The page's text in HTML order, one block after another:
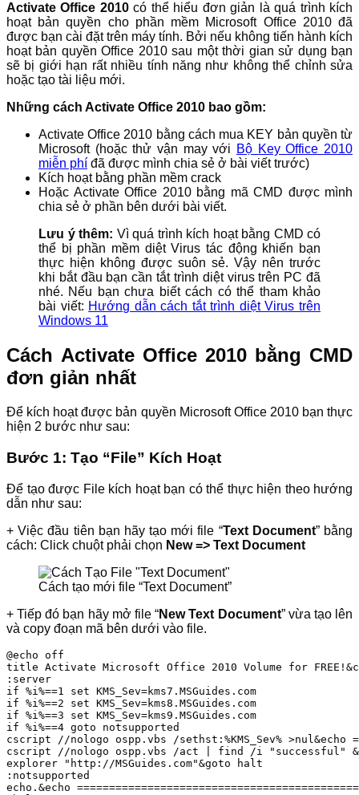
Activate Office 2010có thể hiểu đơn giản là quá trình kích
hoạt bản quyền cho phần mềm Microsoft Office 2010 đã
được bạn cài đặt trên máy tính. Bởi nếu không tiến hành kích
hoạt bản quyền Office 2010 sau một thời gian sử dụng bạn
sẽ bị giới hạn rất nhiều tính năng như không thể chỉnh sửa
hoặc tạo tài liệu mới.
Những cách Activate Office 2010 bao gồm:
Activate Office 2010 bằng cách mua KEY bản quyền từ
Microsoft (hoặc thử vận may với Bộ Key Office 2010
miễn phí đã được mình chia sẻ ở bài viết trước)
Kích hoạt bằng phần mềm crack
Hoặc Activate Office 2010 bằng mã CMD được mình
chia sẻ ở phần bên dưới bài viết.
Lưu ý thêm: Vì quá trình kích hoạt bằng CMD có
thể bị phần mềm diệt Virus tác động khiến bạn
thực hiện không được suôn sẻ. Vậy nên trước
khi bắt đầu bạn cần tắt trình diệt virus trên PC đã
nhé. Nếu bạn chưa biết cách có thể tham khảo
bài viết: Hướng dẫn cách tắt trình diệt Virus trên
Windows 11
Cách Activate Office 2010 bằng CMD
đơn giản nhất
Để kích hoạt được bản quyền Microsoft Office 2010 bạn thực
hiện 2 bước như sau:
Bước 1: Tạo “File” Kích Hoạt
Để tạo được File kích hoạt bạn có thể thực hiện theo hướng
dẫn như sau:
+ Việc đầu tiên bạn hãy tạo mới file “Text Document” bằng
cách: Click chuột phải chọn New => Text Document
Cách tạo mới file “Text Document”
+ Tiếp đó bạn hãy mở file “New Text Document” vừa tạo lên
và copy đoạn mã bên dưới vào file.
@echo off
title Activate Microsoft Office 2010 Volume for
:server
if %i%==1 set KMS_Sev=kms7.MSGuides.com
if %i%==2 set KMS_Sev=kms8.MSGuides.com
if %i%==3 set KMS_Sev=kms9.MSGuides.com
if %i%==4 goto notsupported
cscript //nologo ospp.vbs /sethst:%KMS_Sev% >nul&echo
cscript //nologo ospp.vbs /act | find /i "successful" &&
explorer "http://MSGuides.com"&goto halt
:notsupported
echo.&echo